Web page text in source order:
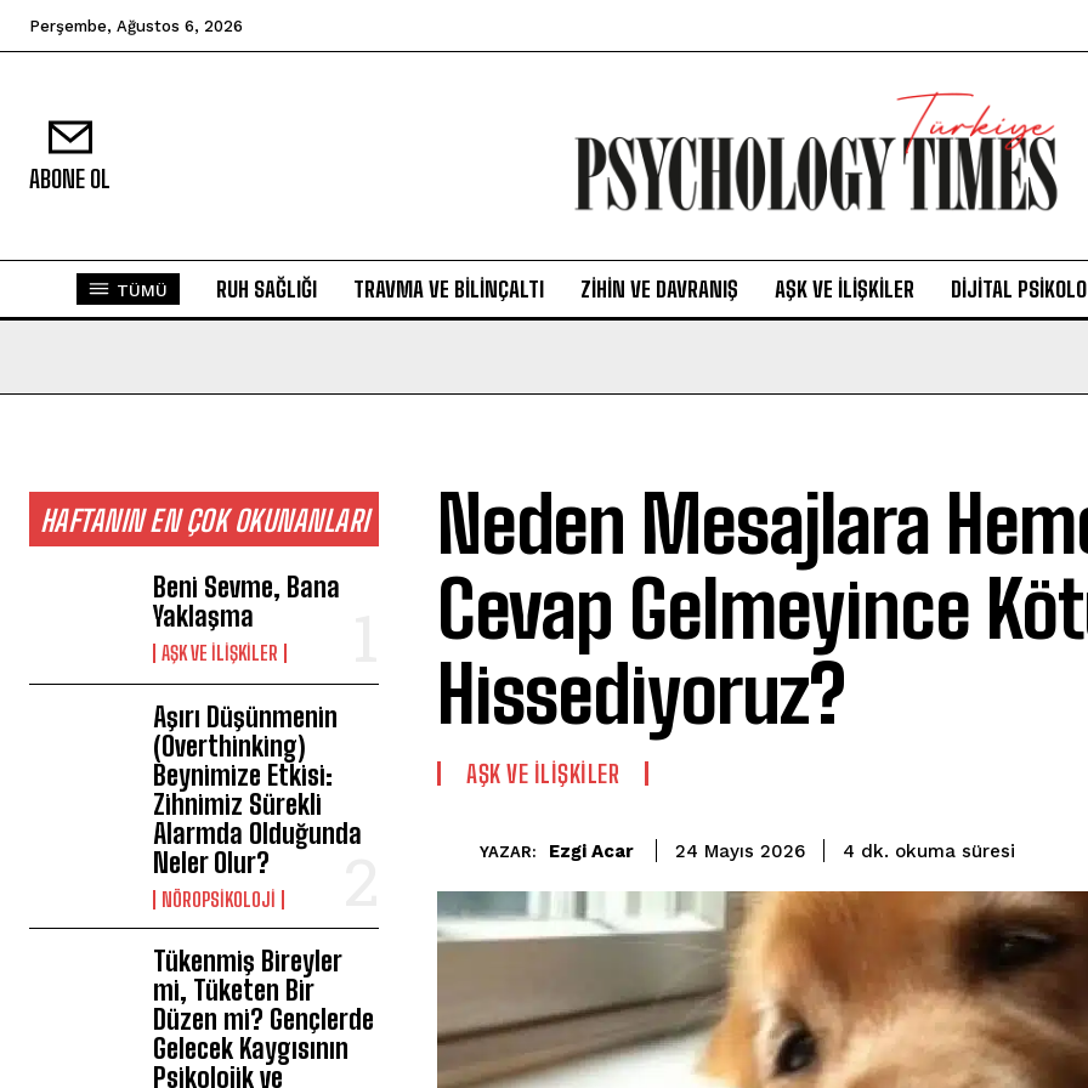
Perşembe, Ağustos 6, 2026
ABONE OL
TÜMÜ RUH SAĞLIĞI TRAVMA VE BILINÇALTI ZIHIN VE DAVRANIŞ AŞK VE İLIŞKILER DIJITAL
HAFTANIN EN ÇOK OKUNANLARI
Beni Sevme, Bana
Yaklaşma
AŞK VE İLIŞKILER
Aşırı Düşünmenin
(Overthinking)
Beynimize Etkisi:
Zihnimiz Sürekli
Alarmda Olduğunda
Neler Olur?
NÖROPSIKOLOJI
Tükenmiş Bireyler
mi, Tüketen Bir
Düzen mi? Gençlerde
Gelecek Kaygısının
Psikolojik ve
Neden Mesajlara
Cevap Gelmeyince
Hissediyoruz?
AŞK VE İLIŞKILER
YAZAR: Ezgi Acar 24 Mayıs 2026 4 dk. okuma süresi